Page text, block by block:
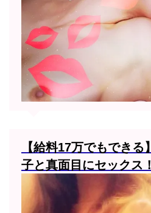
【給料17万でもでき
子と真面目にセックス！